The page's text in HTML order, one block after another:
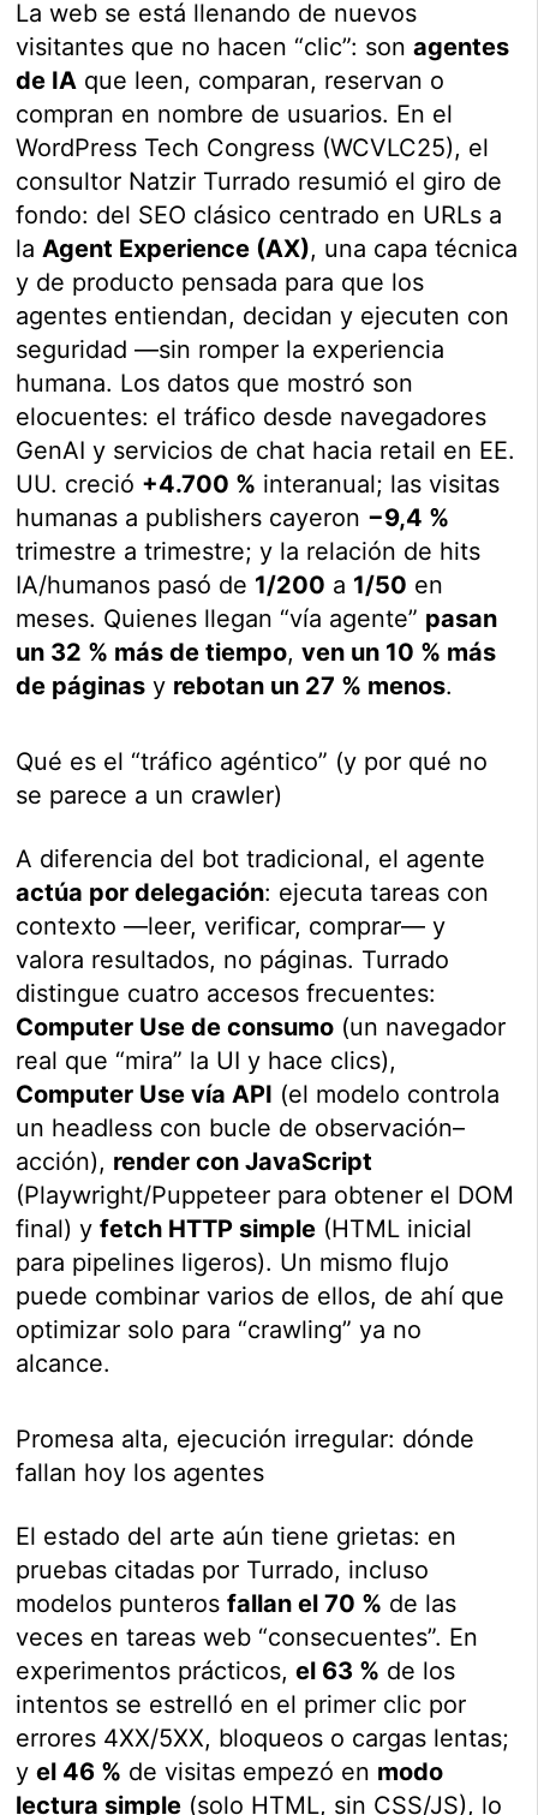
La web se está llenando de nuevos
visitantes que no hacen “clic”: sonagentes
de IA que leen, comparan, reservan o
compran en nombre de usuarios. En el
WordPress Tech Congress (WCVLC25), el
consultor Natzir Turrado resumió el giro de
fondo: del SEO clásico centrado en URLs a
laAgent Experience (AX), una capa técnica
y de producto pensada para que los
agentes entiendan, decidan y ejecuten con
seguridad —sin romper la experiencia
humana. Los datos que mostró son
elocuentes: el tráfico desde navegadores
GenAI y servicios de chat hacia retail en EE.
UU. creció +4.700 % interanual; las visitas
humanas a publishers cayeron −9,4 %
trimestre a trimestre; y la relación de hits
IA/humanos pasó de 1/200 a 1/50 en
meses. Quienes llegan “vía agente” pasan
un 32 % más de tiempo,ven un 10 % más
de páginas y rebotan un 27 % menos.
Qué es el “tráfico agéntico” (y por qué no
se parece a un crawler)
A diferencia del bot tradicional, el agente
actúa por delegación: ejecuta tareas con
contexto —leer, verificar, comprar— y
valora resultados, no páginas. Turrado
distingue cuatro accesos frecuentes:
Computer Use de consumo (un navegador
real que “mira” la UI y hace clics),
Computer Use vía API (el modelo controla
un headless con bucle de observación–
acción), render con JavaScript
(Playwright/Puppeteer para obtener el DOM
final) yfetch HTTP simple (HTML inicial
para pipelines ligeros). Un mismo flujo
puede combinar varios de ellos, de ahí que
optimizar solo para “crawling” ya no
alcance.
Promesa alta, ejecución irregular: dónde
fallan hoy los agentes
El estado del arte aún tiene grietas: en
pruebas citadas por Turrado, incluso
modelos punterosfallan el 70 % de las
veces en tareas web “consecuentes”. En
experimentos prácticos,el 63 % de los
intentos se estrelló en el primer clic por
errores 4XX/5XX, bloqueos o cargas lentas;
yel 46 % de visitas empezó en modo
lectura simple (solo HTML, sin CSS/JS), lo